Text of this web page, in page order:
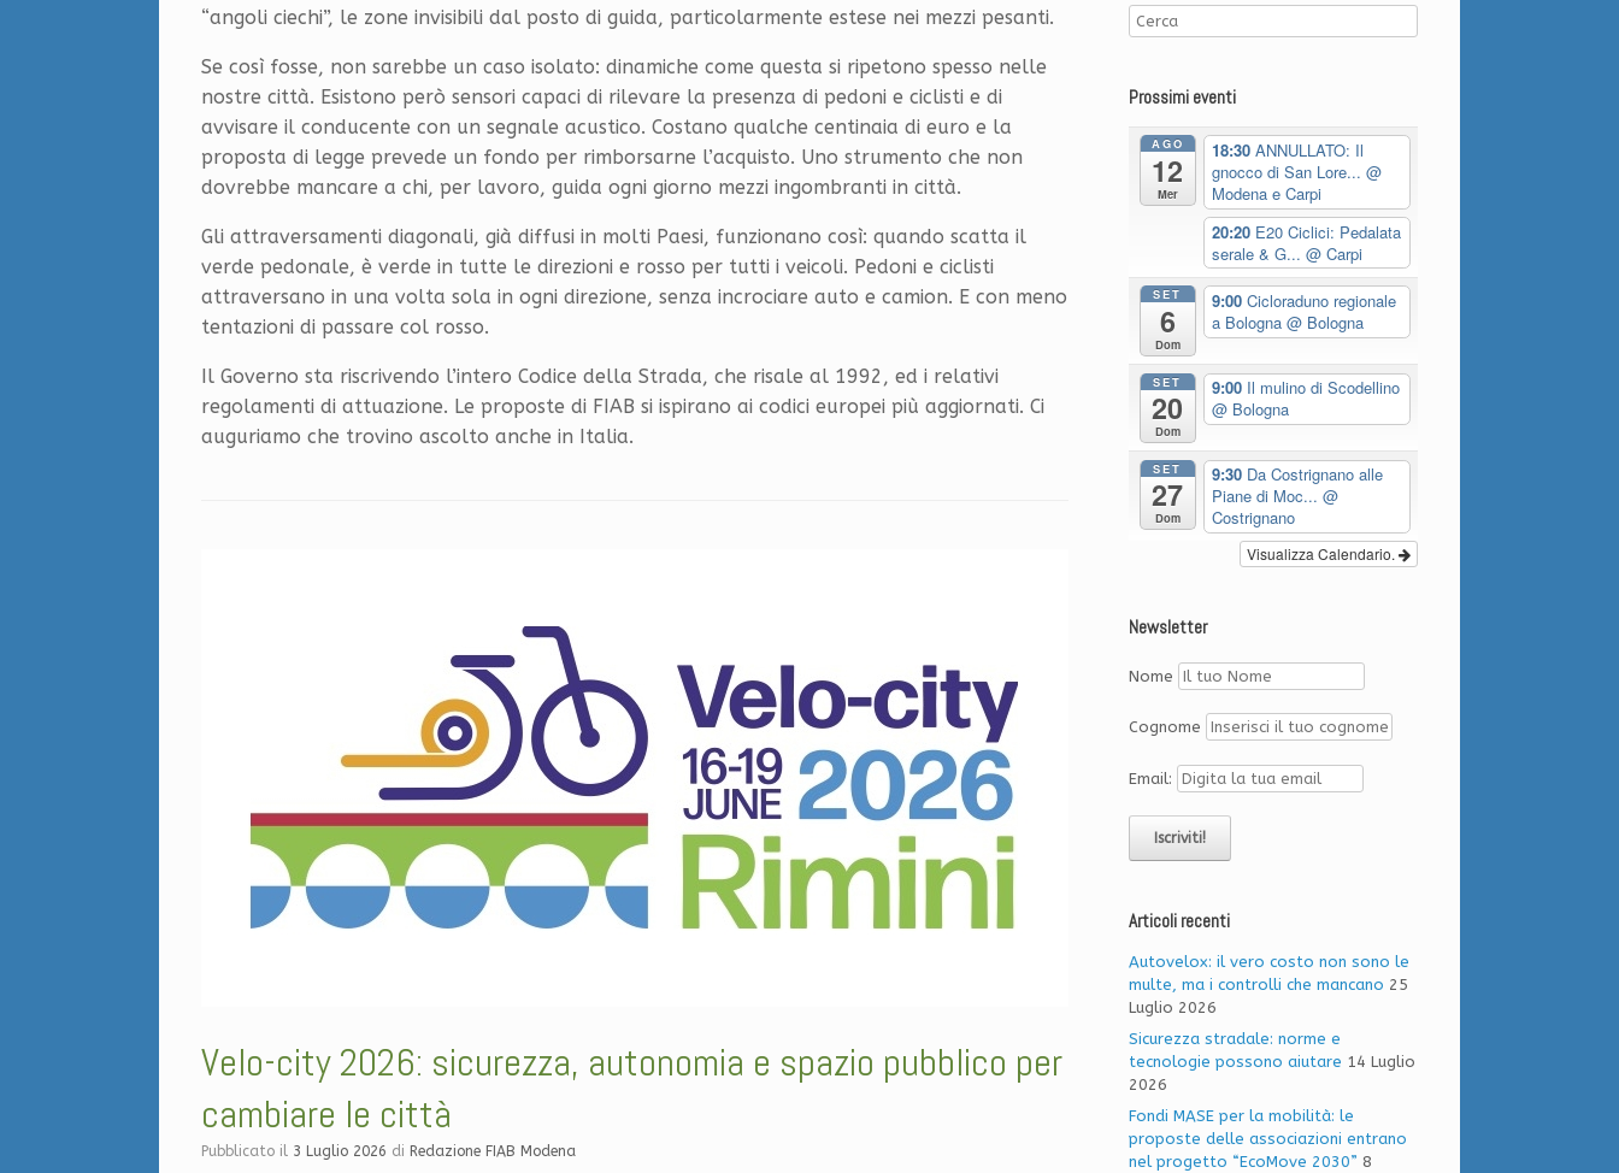
“angoli ciechi”, le zone invisibili dal posto di guida, particolarmente estese nei mezzi pesanti.
Se così fosse, non sarebbe un caso isolato: dinamiche come questa si ripetono spesso nelle
nostre città. Esistono però sensori capaci di rilevare la presenza di pedoni e ciclisti e di
avvisare il conducente con un segnale acustico. Costano qualche centinaia di euro e la
proposta di legge prevede un fondo per rimborsarne l’acquisto. Uno strumento che non
dovrebbe mancare a chi, per lavoro, guida ogni giorno mezzi ingombranti in città.
Gli attraversamenti diagonali, già diffusi in molti Paesi, funzionano così: quando scatta il
verde pedonale, è verde in tutte le direzioni e rosso per tutti i veicoli. Pedoni e ciclisti
attraversano in una volta sola in ogni direzione, senza incrociare auto e camion. E con meno
tentazioni di passare col rosso.
Il Governo sta riscrivendo l’intero Codice della Strada, che risale al 1992, ed i relativi
regolamenti di attuazione. Le proposte di FIAB si ispirano ai codici europei più aggiornati. Ci
auguriamo che trovino ascolto anche in Italia.
Velo-city 2026: sicurezza, autonomia e spazio pubblico per
cambiare le città
Pubblicato il 3 Luglio 2026 di Redazione FIAB Modena
Prossimi eventi
AGO
12
Mer
18:30 ANNULLATO: Il
gnocco di San Lore... @
Modena e Carpi
20:20 E20 Ciclici: Pedalata
serale & G... @ Carpi
SET
6
Dom
9:00 Cicloraduno regionale
a Bologna @ Bologna
SET
20
Dom
9:00 Il mulino di Scodellino
@ Bologna
SET
27
Dom
9:30 Da Costrignano alle
Piane di Moc... @
Costrignano
Visualizza Calendario.
Newsletter
Nome
Cognome
Email:
Articoli recenti
Autovelox: il vero costo non sono le
multe, ma i controlli che mancano 25
Luglio 2026
Sicurezza stradale: norme e
tecnologie possono aiutare 14 Luglio
2026
Fondi MASE per la mobilità: le
proposte delle associazioni entrano
nel progetto “EcoMove 2030” 8